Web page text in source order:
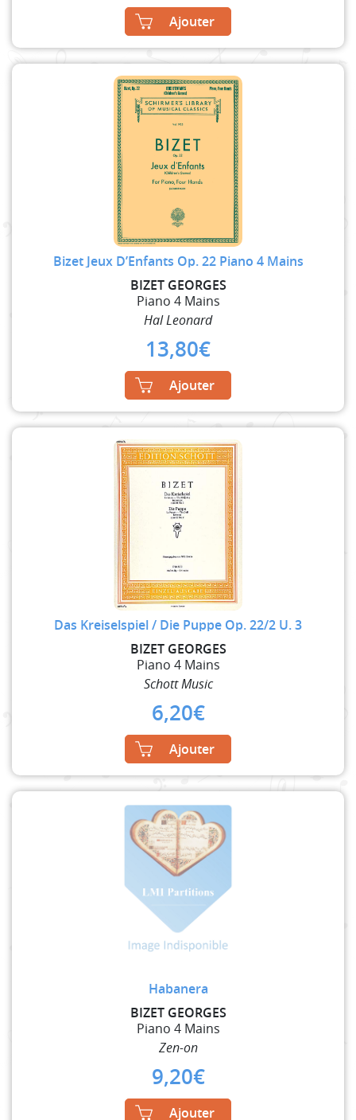
Ajouter
Bizet Jeux D’Enfants Op. 22 Piano 4 Mains
BIZET GEORGES
Piano 4 Mains
Hal Leonard
13,80€
Ajouter
Das Kreiselspiel / Die Puppe Op. 22/2 U. 3
BIZET GEORGES
Piano 4 Mains
Schott Music
6,20€
Ajouter
Habanera
BIZET GEORGES
Piano 4 Mains
Zen-on
9,20€
Ajouter